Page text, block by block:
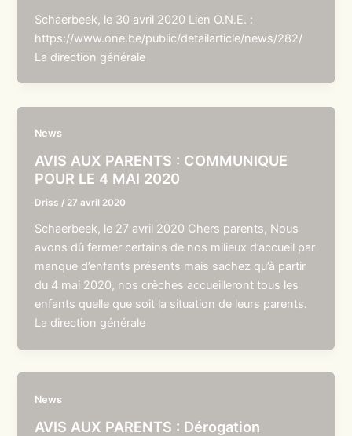
Schaerbeek, le 30 avril 2020 Lien O.N.E. :
https://www.one.be/public/detailarticle/news/282/
La direction générale
News
AVIS AUX PARENTS : COMMUNIQUE
POUR LE 4 MAI 2020
Driss / 27 avril 2020
Schaerbeek, le 27 avril 2020 Chers parents, Nous
avons dû fermer certains de nos milieux d’accueil par
manque d’enfants présents mais sachez qu’à partir
du 4 mai 2020, nos crèches accueilleront tous les
enfants quelle que soit la situation de leurs parents.
La direction générale
News
AVIS AUX PARENTS : Dérogation